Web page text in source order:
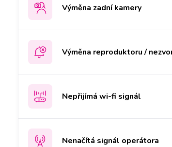
Výměna zadní kamery
Výměna reproduktoru /
Nepřijímá wi-fi signál
Nenačítá signál operátora